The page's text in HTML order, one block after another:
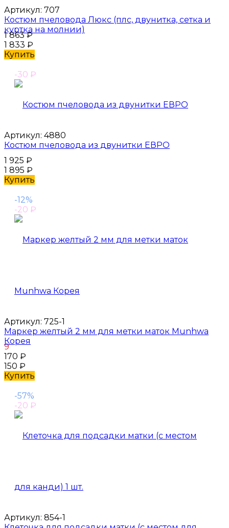
Артикул: 707
Костюм пчеловода Люкс (плс, двунитка, сетка и
куртка на молнии)
1 863₽
1 833 ₽
Купить
-30 ₽
Артикул: 4880
Костюм пчеловода из двунитки ЕВРО
1 925 ₽
1 895 ₽
Купить
-12%
-20 ₽
Артикул: 725-1
Маркер желтый 2 мм для метки маток Munhwa
Корея
9
170 ₽
150 ₽
Купить
-57%
-20 ₽
Артикул: 854-1